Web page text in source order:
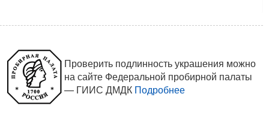
Проверить подлинность украшения можно
на сайте Федеральной пробирной палаты
— ГИИС ДМДК Подробнее